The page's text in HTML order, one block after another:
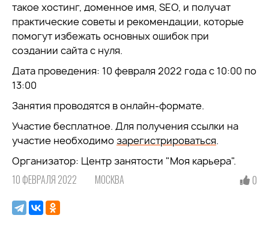
такое хостинг, доменное имя, SEO, и получат
практические советы и рекомендации, которые
помогут избежать основных ошибок при
создании сайта с нуля.
Дата проведения: 10 февраля 2022 года с 10:00 по
13:00
Занятия проводятся в онлайн-формате.
Участие бесплатное. Для получения ссылки на
участие необходимо зарегистрироваться.
Организатор: Центр занятости "Моя карьера".
10 ФЕВРАЛЯ 2022 МОСКВА 0